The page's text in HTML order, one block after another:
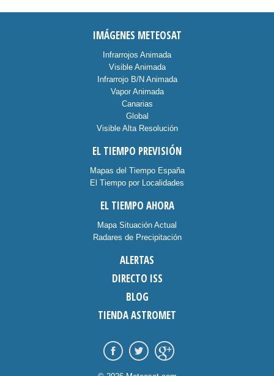
IMÁGENES METEOSAT
Infrarrojos Animada
Visible Animada
Infrarrojo B/N Animada
Vapor Animada
Canarias
Global
Visible Alta Resolución
EL TIEMPO PREVISIÓN
Mapas del Tiempo España
El Tiempo por Localidades
EL TIEMPO AHORA
Mapa Situación Actual
Radares de Precipitación
ALERTAS
DIRECTO ISS
BLOG
TIENDA ASTROMET